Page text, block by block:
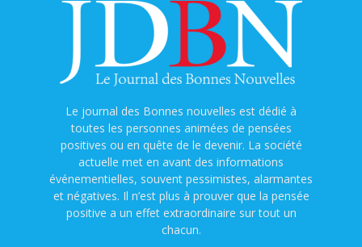
Le journal des Bonnes nouvelles est dédié à
toutes les personnes animées de pensées
positives ou en quête de le devenir. La société
actuelle met en avant des informations
événementielles, souvent pessimistes, alarmantes
et négatives. Il n’est plus à prouver que la pensée
positive a un effet extraordinaire sur tout un
chacun.